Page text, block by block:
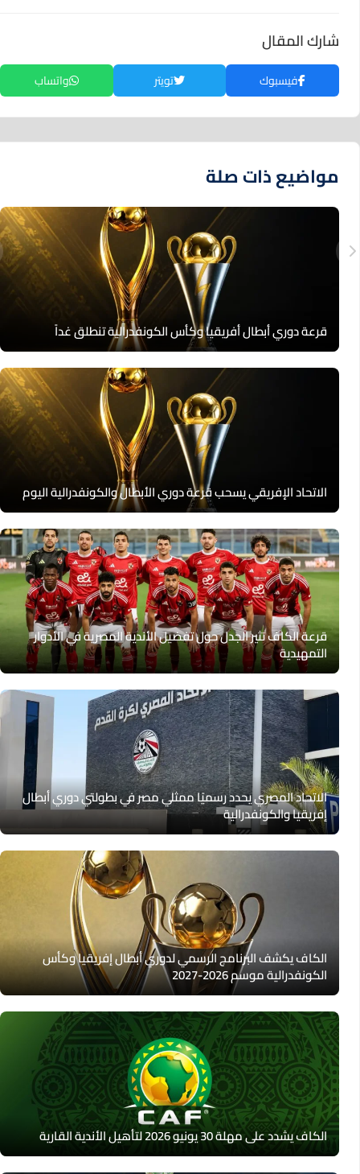
شارك المقال
فيسبوك تويتر واتساب
مواضيع ذات صلة
قرعة دوري أبطال أفريقيا وكأس الكونفدرالية تنطلق غداً
الاتحاد الإفريقي يسحب قرعة دوري الأبطال والكونفدرالية اليوم
قرعة الكاف تثير الجدل حول تفضيل الأندية المصرية في الأدوار
التمهيدية
الاتحاد المصري يحدد رسميًا ممثلي مصر في بطولتي دوري أبطال
إفريقيا والكونفدرالية
الكاف يكشف البرنامج الرسمي لدوري أبطال إفريقيا وكأس
الكونفدرالية موسم 2026-2027
الكاف يشدد على مهلة 30 يونيو 2026 لتأهيل الأندية القارية